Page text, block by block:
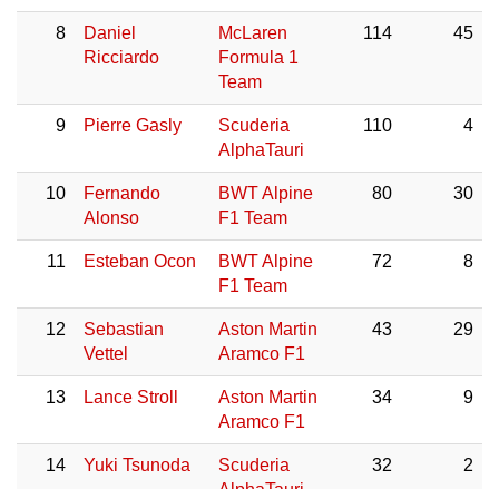
8
Daniel
Ricciardo
McLaren
Formula 1
Team
114 45
9 Pierre Gasly
Scuderia
AlphaTauri
110 4
10
Fernando
Alonso
BWT Alpine
F1 Team
80 30
11 Esteban Ocon
BWT Alpine
F1 Team
72 8
12
Sebastian
Vettel
Aston Martin
Aramco F1
43 29
13 Lance Stroll
Aston Martin
Aramco F1
34 9
14 Yuki Tsunoda
Scuderia
32 2